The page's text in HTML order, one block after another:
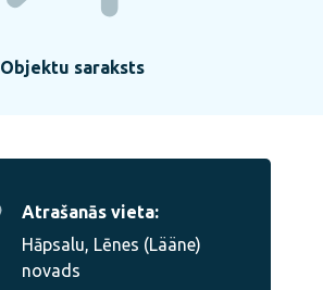
Objektu saraksts
Atrašanās vieta:
Hāpsalu, Lēnes (Lääne)
novads